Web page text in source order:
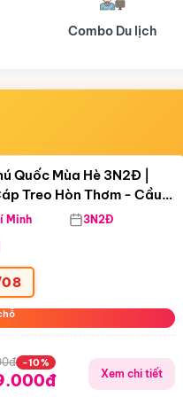
Tour Doanh Nghiệp
20:32:45
Treo Hòn Thơm
Quốc Mùa Hè 3N2Đ |
Treo Hòn Thơm - Cầu
Viên Nước Aquatopia
Minh 3N2Đ
-10%
Xem chi tiết